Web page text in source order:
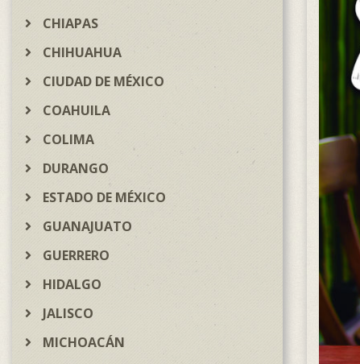
CHIAPAS
CHIHUAHUA
CIUDAD DE MÉXICO
COAHUILA
COLIMA
DURANGO
ESTADO DE MÉXICO
GUANAJUATO
GUERRERO
HIDALGO
JALISCO
MICHOACÁN